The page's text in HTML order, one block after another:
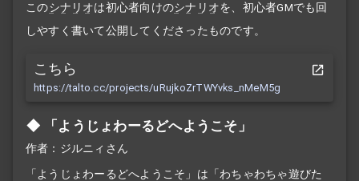
このシナリオは初心者向けのシナリオを、初心者GMでも回
しやすく書いて公開してくださったものです。
こちら
https://talto.cc/projects/uRujkoZrTWYvks_nMeM5g
「ようじょわーるどへようこそ」
作者：ジルニィさん
「ようじょわーるどへようこそ」は「わちゃわちゃ遊びた